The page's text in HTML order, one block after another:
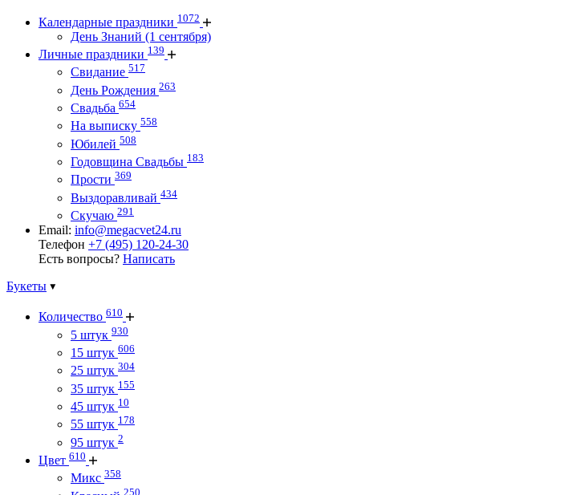
Календарные праздники 1072
День Знаний (1 сентября)
Личные праздники 139
Свидание 517
День Рождения 263
Свадьба 654
На выписку 558
Юбилей 508
Годовщина Свадьбы 183
Прости 369
Выздоравливай 434
Скучаю 291
Email: info@megacvet24.ru
Телефон +7 (495) 120-24-30
Есть вопросы? Написать
Букеты
Количество 610
5 штук 930
15 штук 606
25 штук 304
35 штук 155
45 штук 10
55 штук 178
95 штук 2
Цвет 610
Микс 358
250